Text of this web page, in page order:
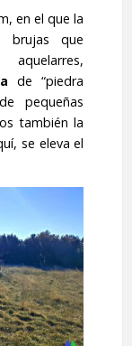
en el que la
brujas que
de “piedra
pequeñas
también la
se eleva el